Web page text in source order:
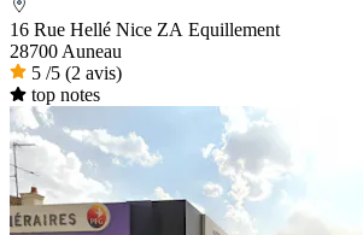
16 Rue Hellé Nice ZA Equillement
28700 Auneau
5 /5 (2 avis)
top notes